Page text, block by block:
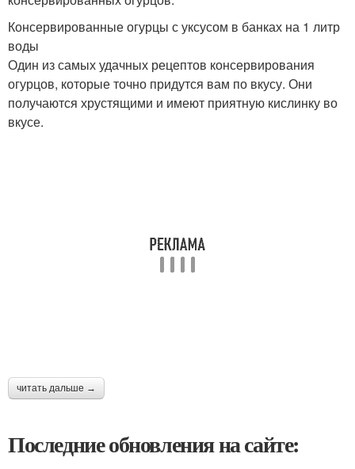
Консервированные огурцы с уксусом в банках на 1 литр
воды
Один из самых удачных рецептов консервирования
огурцов, которые точно придутся вам по вкусу. Они
получаются хрустящими и имеют приятную кислинку во
вкусе.
читать дальше →
Последние обновления на сайте: